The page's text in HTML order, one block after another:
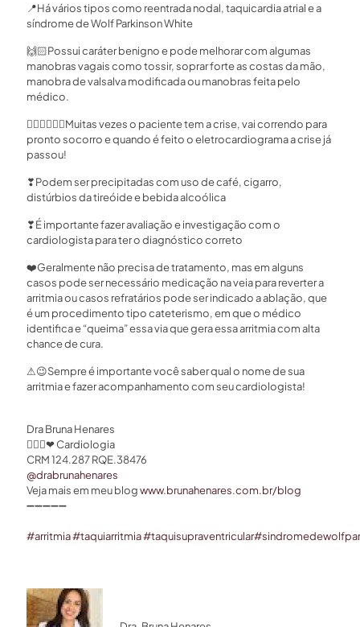
📍Há vários tipos como reentrada nodal, taquicardia atrial e a
síndrome de Wolf Parkinson White
🙌🏻Possui caráter benigno e pode melhorar com algumas
manobras vagais como tossir, soprar forte as costas da mão,
manobra de valsalva modificada ou manobras feita pelo
médico.
🏃🏻‍♀🤷🏻‍♀Muitas vezes o paciente tem a crise, vai correndo para
pronto socorro e quando é feito o eletrocardiograma a crise já
passou!
❣Podem ser precipitadas com uso de café, cigarro,
distúrbios da tireóide e bebida alcoólica
❣É importante fazer avaliação e investigação com o
cardiologista para ter o diagnóstico correto
❤️Geralmente não precisa de tratamento, mas em alguns
casos pode ser necessário medicação na veia para reverter a
arritmia ou casos refratários pode ser indicado a ablação, que
é um procedimento tipo cateterismo, em que o médico
identifica e “queima” essa via que gera essa arritmia com alta
chance de cura.
⚠😉Sempre é importante você saber qual o nome de sua
arritmia e fazer acompanhamento com seu cardiologista!
Dra Bruna Henares
👩🏻‍⚕❤ Cardiologia
CRM 124.287 RQE.38476
@drabrunahenares
Veja mais em meu blogwww.brunahenares.com.br/blog
➖➖➖➖➖
#arritmia#taquiarritmia#taquisupraventricular#